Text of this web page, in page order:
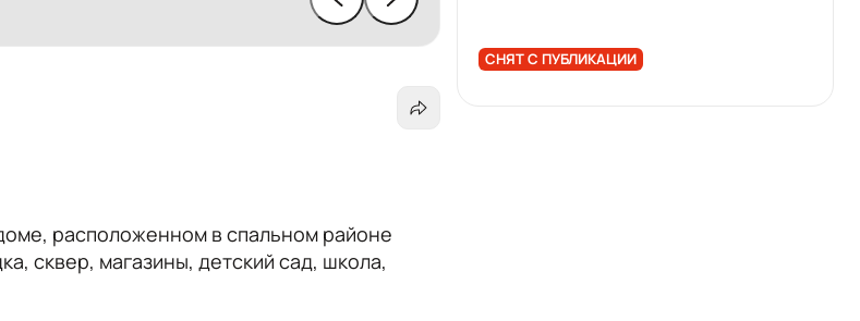
СНЯТ С ПУБЛИКАЦИИ
расположенном в спальном районе
сквер, магазины, детский сад, школа,